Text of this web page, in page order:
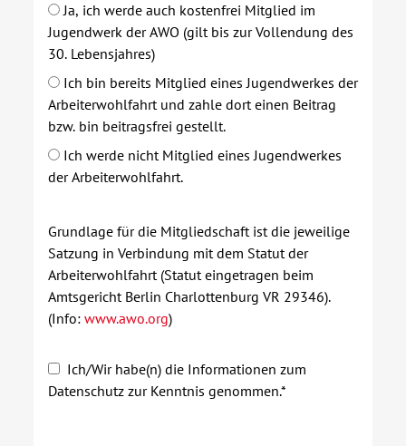
Ja, ich werde auch kostenfrei Mitglied im
Jugendwerk der AWO (gilt bis zur Vollendung des
30. Lebensjahres)
Ich bin bereits Mitglied eines Jugendwerkes der
Arbeiterwohlfahrt und zahle dort einen Beitrag
bzw. bin beitragsfrei gestellt.
Ich werde nicht Mitglied eines Jugendwerkes
der Arbeiterwohlfahrt.
Grundlage für die Mitgliedschaft ist die jeweilige
Satzung in Verbindung mit dem Statut der
Arbeiterwohlfahrt (Statut eingetragen beim
Amtsgericht Berlin Charlottenburg VR 29346).
(Info: www.awo.org)
Ich/Wir habe(n) die Informationen zum
Datenschutz zur Kenntnis genommen.*